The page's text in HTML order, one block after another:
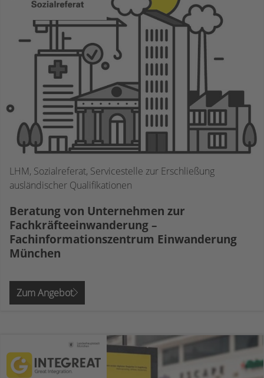
LHM, Sozialreferat, Servicestelle zur Erschließung
ausländischer Qualifikationen
Beratung von Unternehmen zur
Fachkräfteeinwanderung –
Fachinformationszentrum Einwanderung
München
Zum Angebot